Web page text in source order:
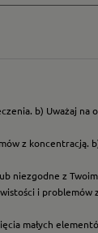
b) Uważaj
z
z
i
małych